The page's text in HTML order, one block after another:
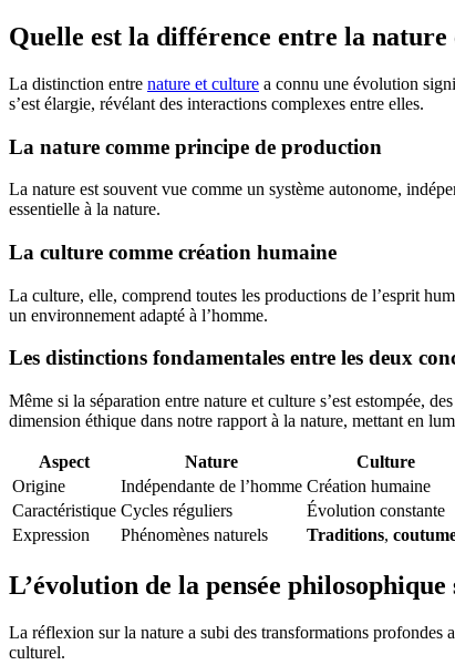
Quelle est la différence entre la
La distinction entre nature et culture a connu une évolution
s’est élargie, révélant des interactions complexes entre elles.
La nature comme principe de production
La nature est souvent vue comme un système autonome,
essentielle à la nature.
La culture comme création humaine
La culture, elle, comprend toutes les productions de l’esprit
un environnement adapté à l’homme.
Les distinctions fondamentales entre les deux
Même si la séparation entre nature et culture s’est estompée,
dimension éthique dans notre rapport à la nature, mettant en
Aspect Nature
Culture
Origine
Indépendante de l’homme Création humaine
Caractéristique Cycles réguliers
Évolution constante
Expression
Phénomènes naturels Traditions,
L’évolution de la pensée
La réflexion sur la nature a subi des transformations
culturel.